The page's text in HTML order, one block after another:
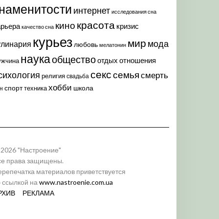
интернет исследования сна
качество сна кино красота кризис
курьез любовь мелатонин мир мода
наукаобществоотдых отношения
религия свадьба секссемья смерть
спорттехникахобби школа
"Настроение"
права защищены.
материалов приветствуется
ссылкой на www.nastroenie.com.ua
РЕКЛАМА